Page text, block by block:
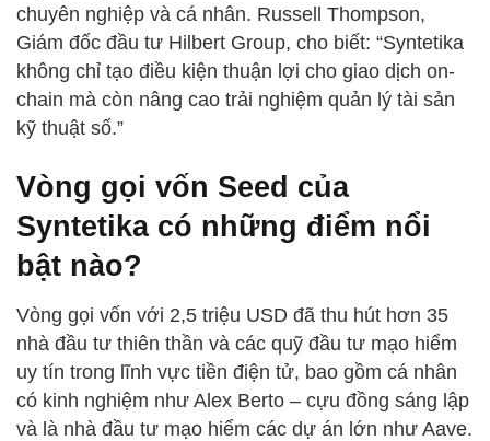
chuyên nghiệp và cá nhân. Russell Thompson,
Giám đốc đầu tư Hilbert Group, cho biết: “Syntetika
không chỉ tạo điều kiện thuận lợi cho giao dịch on-
chain mà còn nâng cao trải nghiệm quản lý tài sản
kỹ thuật số.”
Vòng gọi vốn Seed của
Syntetika có những điểm nổi
bật nào?
Vòng gọi vốn với 2,5 triệu USD đã thu hút hơn 35
nhà đầu tư thiên thần và các quỹ đầu tư mạo hiểm
uy tín trong lĩnh vực tiền điện tử, bao gồm cá nhân
có kinh nghiệm như Alex Berto – cựu đồng sáng lập
và là nhà đầu tư mạo hiểm các dự án lớn như Aave.